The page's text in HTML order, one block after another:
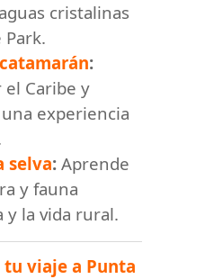
cristalinas
Park.
:
el Caribe y
experiencia
selva: Aprende
y fauna
y la vida rural.
tu viaje a Punta